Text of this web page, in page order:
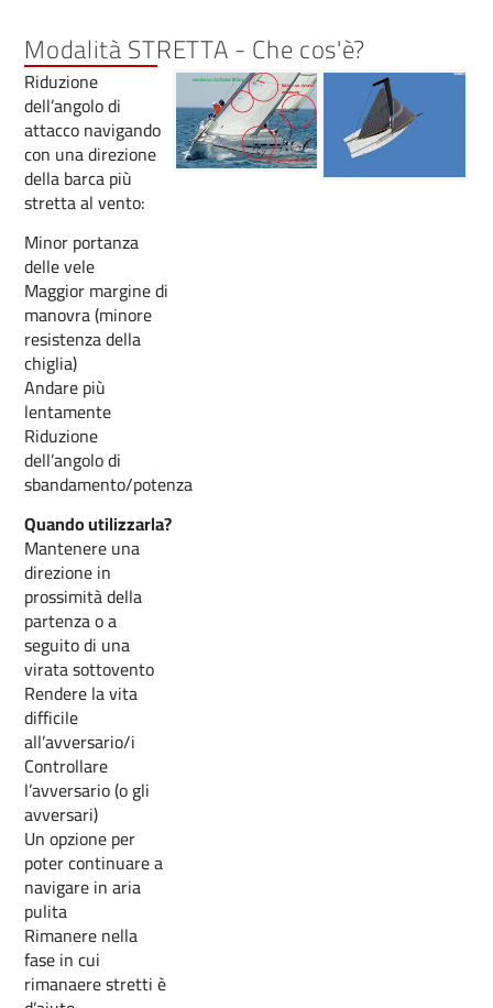
Modalità STRETTA - Che cos'è?
Riduzione
dell’angolo di
attacco navigando
con una direzione
della barca più
stretta al vento:
Minor portanza
delle vele
Maggior margine di
manovra (minore
resistenza della
chiglia)
Andare più
lentamente
Riduzione
dell’angolo di
sbandamento/potenza
Quando utilizzarla?
Mantenere una
direzione in
prossimità della
partenza o a
seguito di una
virata sottovento
Rendere la vita
difficile
all’avversario/i
Controllare
l’avversario (o gli
avversari)
Un opzione per
poter continuare a
navigare in aria
pulita
Rimanere nella
fase in cui
rimanaere stretti è